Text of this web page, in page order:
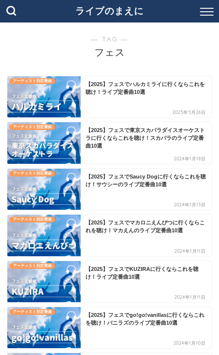
ライブのまえに
― TAG ―
フェス
アーティスト別定番曲
【2025】フェスでハルカミライに行くならこれを
聴け！ライブ定番曲10選
2025年5月26日
アーティスト別定番曲
【2025】フェスで東京スカパラダイスオーケスト
ラに行くならこれを聴け！スカパラのライブ定番
曲10選
2024年1月18日
アーティスト別定番曲
【2025】フェスでSaucy Dogに行くならこれを聴
け！サウシーのライブ定番曲10選
2024年1月13日
アーティスト別定番曲
【2025】フェスでマカロニえんぴつに行くならこ
れを聴け！マカえんのライブ定番曲10選
2024年1月11日
アーティスト別定番曲
【2025】フェスでKUZIRAに行くならこれを聴
け！ライブ定番曲10選
2024年1月11日
アーティスト別定番曲
【2025】フェスでgo!go!vanillasに行くならこれ
を聴け！バニラズのライブ定番曲10選
2024年1月10日